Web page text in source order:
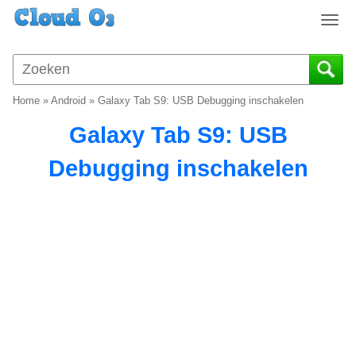
T
g
g
Home » Android » Galaxy Tab S9: USB Debugging inschakelen
Galaxy Tab S9: USB
Debugging inschakelen